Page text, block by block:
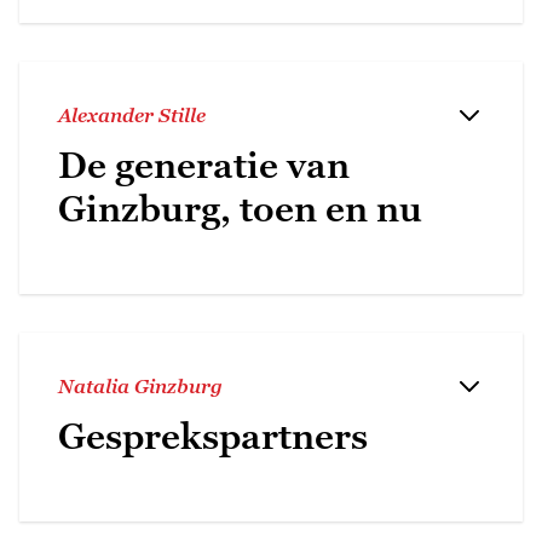
Alexander Stille
De generatie van
Ginzburg, toen en nu
Natalia Ginzburg
Gesprekspartners